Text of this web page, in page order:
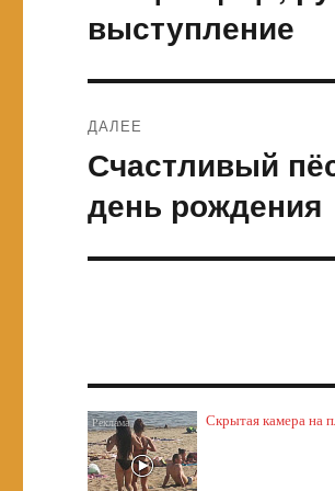
записям
выступление
ДАЛЕЕ
Следующая
Счастливый
день рождения
Скрытая камера на